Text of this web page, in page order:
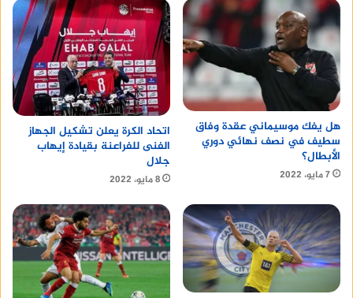
هل يفك موسيماني عقدة وفاق
سطيف في نصف نهائي دوري
الأبطال؟
7 مايو، 2022
اتحاد الكرة يعلن تشكيل الجهاز
الفنى للفراعنة بقيادة إيهاب
جلال
8 مايو، 2022